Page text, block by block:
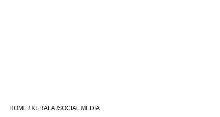
CINEMA
HOME / KERALA /SOCIAL MEDIA